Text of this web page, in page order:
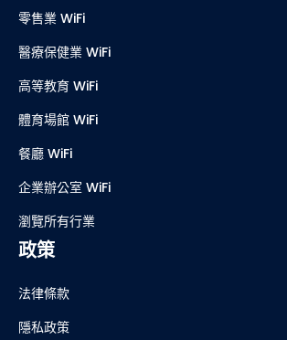
零售業 WiFi
醫療保健業 WiFi
高等教育 WiFi
體育場館 WiFi
餐廳 WiFi
企業辦公室 WiFi
瀏覽所有行業
政策
法律條款
隱私政策